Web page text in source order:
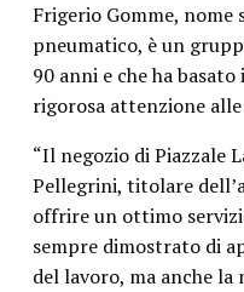
Frigerio Gomme,
pneumatico, è un
90 anni e che ha
rigorosa attenzione
“Il negozio di Piazzale
Pellegrini, titolare
offrire un ottimo
sempre dimostrato di
del lavoro, ma anche